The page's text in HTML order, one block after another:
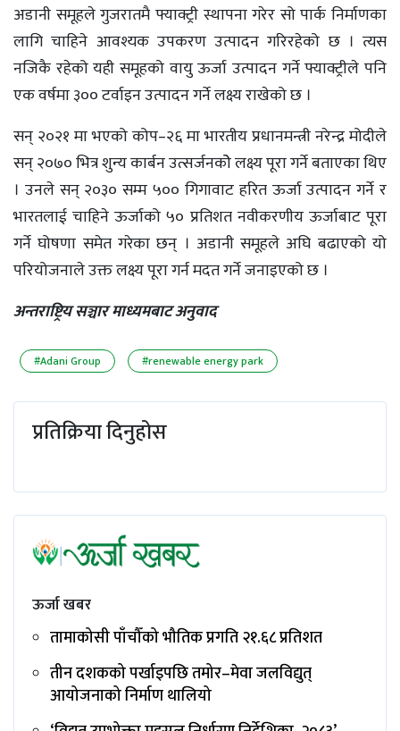
अडानी समूहले गुजरातमै फ्याक्ट्री स्थापना गरेर सो पार्क निर्माणका
लागि चाहिने आवश्यक उपकरण उत्पादन गरिरहेको छ । त्यस
नजिकै रहेको यही समूहको वायु ऊर्जा उत्पादन गर्ने फ्याक्ट्रीले पनि
एक वर्षमा ३०० टर्वाइन उत्पादन गर्ने लक्ष्य राखेको छ ।
सन् २०२१ मा भएको कोप–२६ मा भारतीय प्रधानमन्त्री नरेन्द्र मोदीले
सन् २०७० भित्र शुन्य कार्बन उत्सर्जनकोे लक्ष्य पूरा गर्ने बताएका थिए
। उनले सन् २०३० सम्म ५०० गिगावाट हरित ऊर्जा उत्पादन गर्ने र
भारतलाई चाहिने ऊर्जाको ५० प्रतिशत नवीकरणीय ऊर्जाबाट पूरा
गर्ने घोषणा समेत गरेका छन् । अडानी समूहले अघि बढाएको यो
परियोजनाले उक्त लक्ष्य पूरा गर्न मदत गर्ने जनाइएको छ ।
अन्तराष्ट्रिय सञ्चार माध्यमबाट अनुवाद
#Adani Group #renewable energy park
प्रतिक्रिया दिनुहोस
ऊर्जा खबर
तामाकोसी पाँचौँको भौतिक प्रगति २१.६८ प्रतिशत
तीन दशकको पर्खाइपछि तमोर–मेवा जलविद्युत्
आयोजनाको निर्माण थालियो